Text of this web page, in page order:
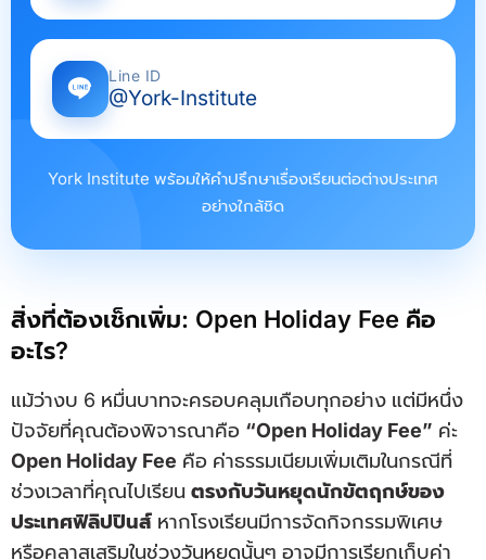
Line ID
@York-Institute
York Institute พร้อมให้คำปรึกษาเรื่องเรียนต่อต่างประเทศ
อย่างใกล้ชิด
สิ่งที่ต้องเช็กเพิ่ม: Open Holiday Fee คือ
อะไร?
แม้ว่างบ 6 หมื่นบาทจะครอบคลุมเกือบทุกอย่าง แต่มีหนึ่ง
ปัจจัยที่คุณต้องพิจารณาคือ “Open Holiday Fee” ค่ะ
Open Holiday Fee คือ ค่าธรรมเนียมเพิ่มเติมในกรณีที่
ช่วงเวลาที่คุณไปเรียน ตรงกับวันหยุดนักขัตฤกษ์ของ
ประเทศฟิลิปปินส์ หากโรงเรียนมีการจัดกิจกรรมพิเศษ
หรือคลาสเสริมในช่วงวันหยุดนั้นๆ อาจมีการเรียกเก็บค่า